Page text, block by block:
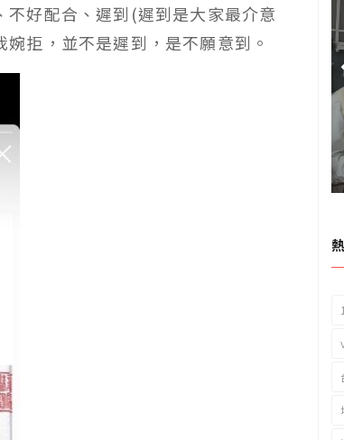
好配合、遲到(遲到是大家最介意
拒，並不是遲到，是不願意到。